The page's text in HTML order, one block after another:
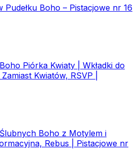
Pudełku Boho – Pistacjowe nr 16
Piórka Kwiaty | Wkładki do
Kwiatów, RSVP |
Boho z Motylem i
Rebus | Pistacjowe nr